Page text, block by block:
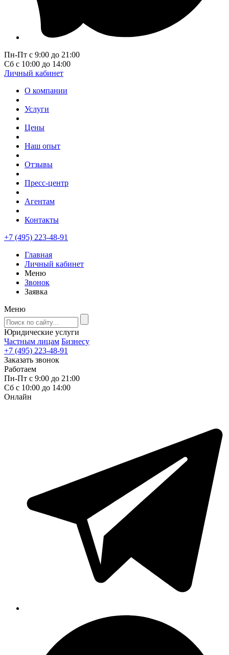
Пн-Пт с 9:00 до 21:00
Сб с 10:00 до 14:00
Личный кабинет
О компании
Услуги
Цены
Наш опыт
Отзывы
Пресс-центр
Агентам
Контакты
+7 (495) 223-48-91
Главная
Личный кабинет
Меню
Звонок
Заявка
Меню
Юридические услуги
Частным лицам Бизнесу
+7 (495) 223-48-91
Заказать звонок
Работаем
Пн-Пт с 9:00 до 21:00
Сб с 10:00 до 14:00
Онлайн